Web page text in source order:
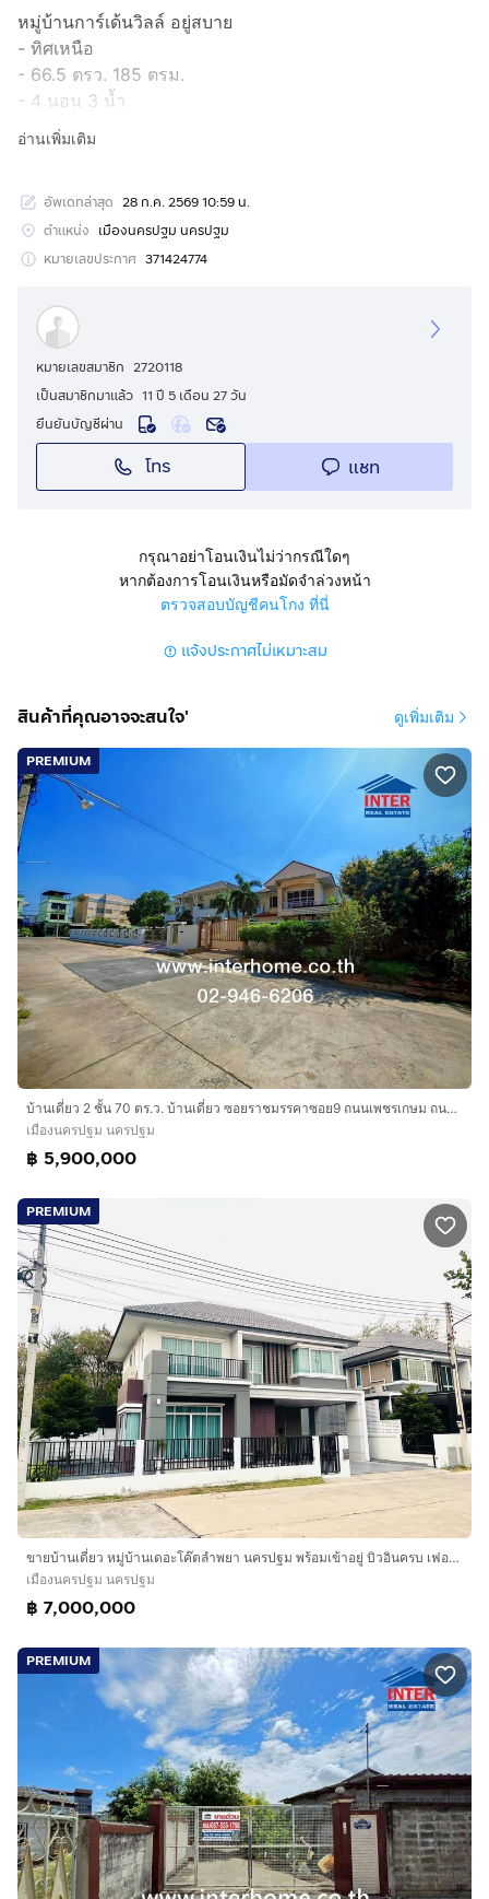
หมู่บ้านการ์เด้นวิลล์ อยู่สบาย
- ทิศเหนือ
- 66.5 ตรว. 185 ตรม.
- 4 นอน 3 น้ำ
- 3 จอด
- หลังคาโรงรถลงเข็มลึกเท่าตัวบ้าน
- เทพื้นปูกระเบื้องรอบบ้านลงเข็มแบบปูพรม 80 กว่าต้น
- ม่าน มุ้งลวด เหล็กดัด กล้องวงจรปิด ฉนวนกันร้อนใต้
- เลขที่บ้าน 9 หน้า 9 หลัง ผลรวม 9 ไม่มีสายไฟผ่านหน้า
บ้านอยู่แล้วดี ขายเพราะขยายครอบครัว
- แถมแอร์ 1 ตัว และเฟอร์บางส่วน
ใกล้เซ็ลทรัล บิ๊กซี โลตัส ศูนย์ราชการ เดินทางเพียง 5 นาที
อ่านเพิ่มเติม
อัพเดทล่าสุด 28 ก.ค. 2569 10:59 น.
ตำแหน่ง เมืองนครปฐม นครปฐม
หมายเลขประกาศ 371424774
หมายเลขสมาชิก 2720118
เป็นสมาชิกมาแล้ว 11 ปี 5 เดือน 27 วัน
ยืนยันบัญชีผ่าน
โทร แชท
กรุณาอย่าโอนเงินไม่ว่ากรณีใดๆ
หากต้องการโอนเงินหรือมัดจำล่วงหน้า
ตรวจสอบบัญชีคนโกง ที่นี่
แจ้งประกาศไม่เหมาะสม
สินค้าที่คุณอาจจะสนใจ' ดูเพิ่มเติม
PREMIUM
บ้านเดี่ยว 2 ชั้น 70 ตร.ว. บ้านเดี่ยว ซอยราชมรรคาซอย9 ถนนเพชรเกษม ถนนราชมรรคา เมืองนครปฐม นครปฐม
เมืองนครปฐม นครปฐม
฿ 5,900,000
PREMIUM
ขายบ้านเดี่ยว หมู่บ้านเดอะโค๊ตลำพยา นครปฐม พร้อมเข้าอยู่ บิวอินครบ เฟอร์นิเจอร์ครบ ถือกระเป๋าใบเดียวเข้าอยู่ได้เลย
เมืองนครปฐม นครปฐม
฿ 7,000,000
PREMIUM